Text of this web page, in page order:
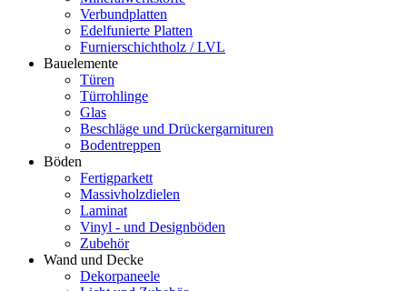
Verbundplatten
Edelfunierte Platten
Furnierschichtholz / LVL
Bauelemente
Türen
Türrohlinge
Glas
Beschläge und Drückergarnituren
Bodentreppen
Böden
Fertigparkett
Massivholzdielen
Laminat
Vinyl - und Designböden
Zubehör
Wand und Decke
Dekorpaneele